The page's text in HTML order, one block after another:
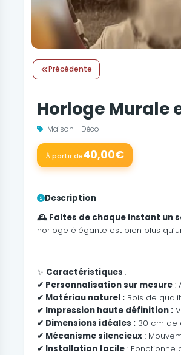
Précédente
Horloge Murale
Maison - Déco
À partir de40,00€
Description
🕰️ Faites de chaque instant un
horloge élégante est bien plus
✨ Caractéristiques :
✔ Personnalisation sur mesure :
✔ Matériau naturel : Bois de
✔ Impression haute définition :
✔ Dimensions idéales : 30 cm de
✔ Mécanisme silencieux :
✔ Installation facile : Fonctionne